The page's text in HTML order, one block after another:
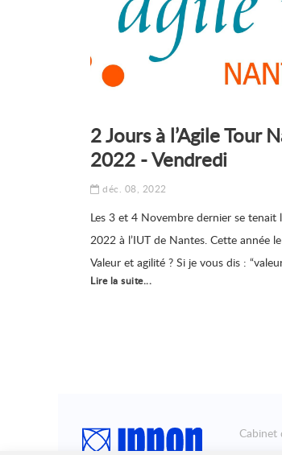
2 Jours à l’Agile Tour
2022 - Vendredi
déc. 08, 2022
Les 3 et 4 Novembre dernier se tenait
2022 à l’IUT de Nantes. Cette année
Valeur et agilité ? Si je vous dis :
vous pensé immédiatement aux 4
Lire la suite...
Cabinet